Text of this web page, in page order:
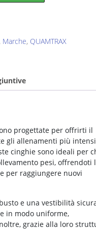
Marche, QUAMTRAX
progettate per offrirti il
gli allenamenti più
cinghie sono ideali per
pesi, offrendoti
per raggiungere nuovi
e una vestibilità
in modo uniforme,
grazie alla loro